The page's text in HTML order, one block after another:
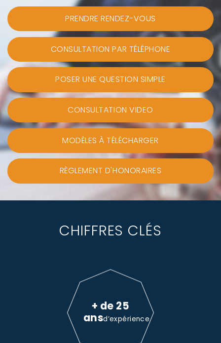
PRENDRE RENDEZ-VOUS
CONSULTATION PAR TÉLÉPHONE
POSER UNE QUESTION SIMPLE
CONSULTATION VIDEO
MODÈLES À TÉLÉCHARGER
RÈGLEMENT D'HONORAIRES
CHIFFRES CLÉS
+ de 25
ansd’expérience